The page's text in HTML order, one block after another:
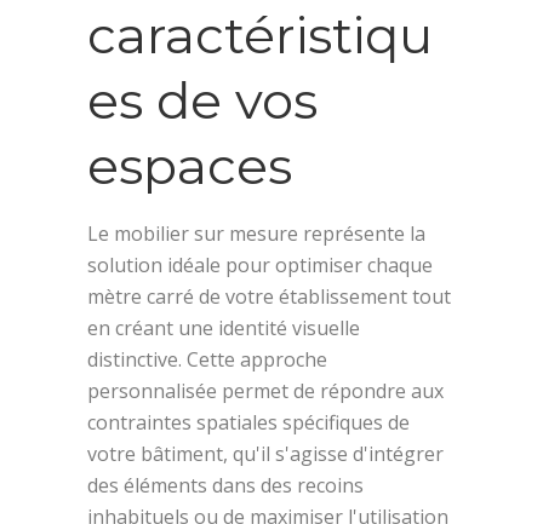
caractéristiqu
es de vos
espaces
Le mobilier sur mesure représente la
solution idéale pour optimiser chaque
mètre carré de votre établissement tout
en créant une identité visuelle
distinctive. Cette approche
personnalisée permet de répondre aux
contraintes spatiales spécifiques de
votre bâtiment, qu'il s'agisse d'intégrer
des éléments dans des recoins
inhabituels ou de maximiser l'utilisation